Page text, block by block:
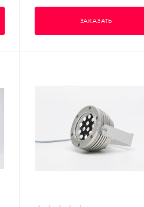
ЗАКАЗАТЬ